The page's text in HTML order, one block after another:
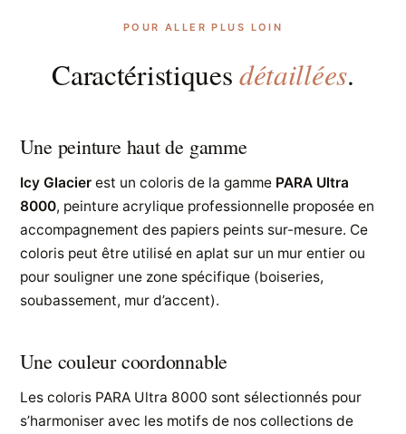
POUR ALLER PLUS LOIN
Caractéristiquesdétaillées.
Une peinture haut de gamme
Icy Glacier est un coloris de la gamme PARA Ultra
8000, peinture acrylique professionnelle proposée en
accompagnement des papiers peints sur-mesure. Ce
coloris peut être utilisé en aplat sur un mur entier ou
pour souligner une zone spécifique (boiseries,
soubassement, mur d’accent).
Une couleur coordonnable
Les coloris PARA Ultra 8000 sont sélectionnés pour
s’harmoniser avec les motifs de nos collections de